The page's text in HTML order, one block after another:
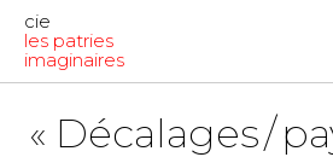
cie
les patries
imaginaires
« Décalages /